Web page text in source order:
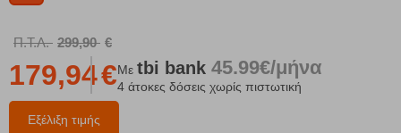
Π.Τ.Λ. 299,90 €
Εξέλιξη τιμής
179,94€Με tbi bank 45.99€/μήνα
4 άτοκες δόσεις χωρίς πιστωτική